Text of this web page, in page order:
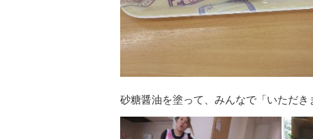
砂糖醤油を塗って、みんなで「いただき